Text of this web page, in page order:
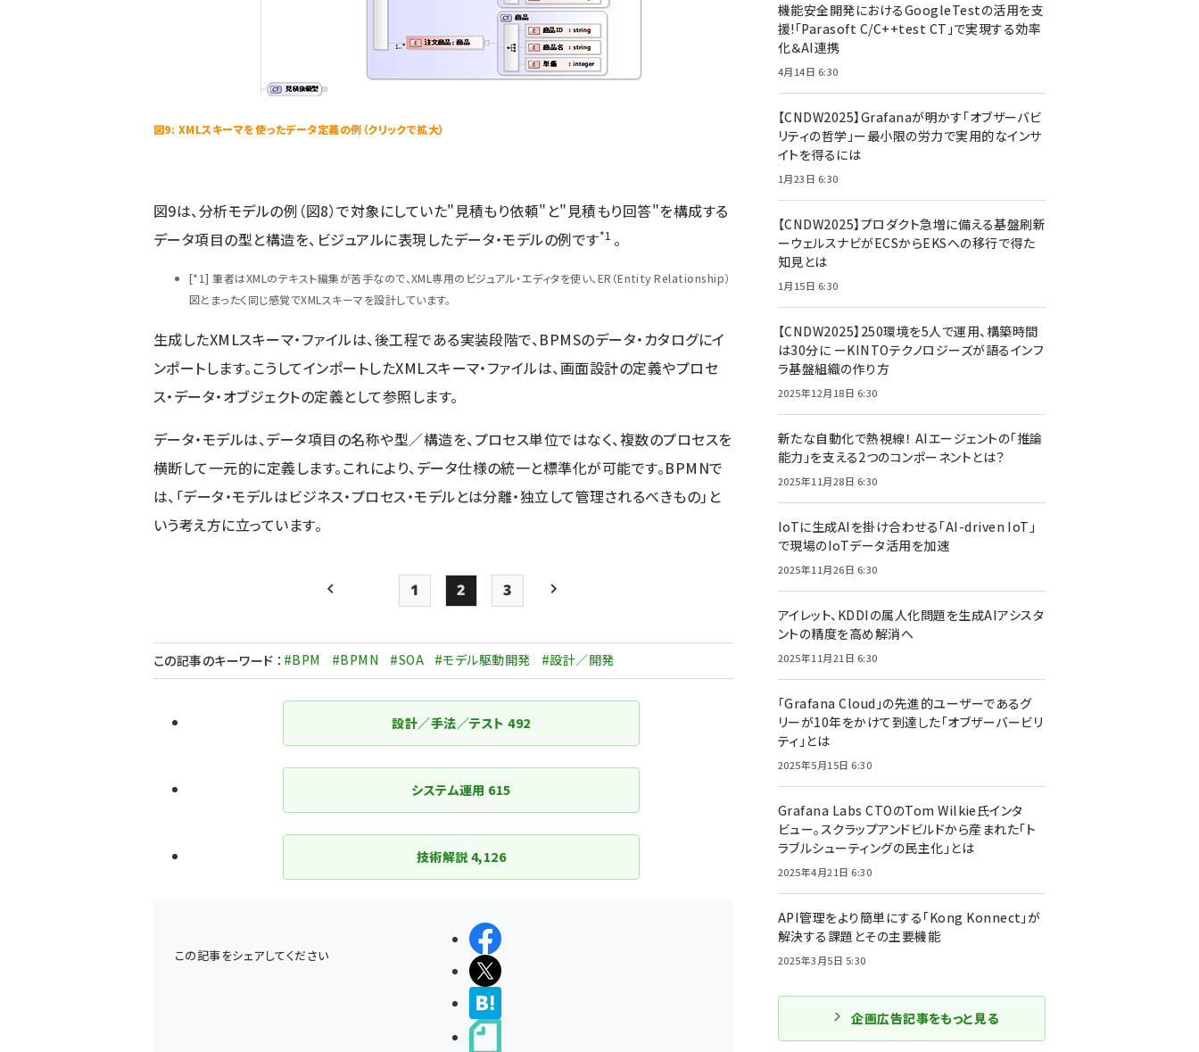
図9: XMLスキーマを使ったデータ定義の例（クリックで拡大）
図9は、分析モデルの例（図8）で対象にしていた"見積もり依頼"と"見積もり回答"を構成する
データ項目の型と構造を、ビジュアルに表現したデータ・モデルの例です*1 。
[*1] 筆者はXMLのテキスト編集が苦手なので、XML専用のビジュアル・エディタを使い、ER（Entity Relationship）
図とまったく同じ感覚でXMLスキーマを設計しています。
生成したXMLスキーマ・ファイルは、後工程である実装段階で、BPMSのデータ・カタログにイ
ンポートします。こうしてインポートしたXMLスキーマ・ファイルは、画面設計の定義やプロセ
ス・データ・オブジェクトの定義として参照します。
データ・モデルは、データ項目の名称や型／構造を、プロセス単位ではなく、複数のプロセスを
横断して一元的に定義します。これにより、データ仕様の統一と標準化が可能です。BPMNで
は、「データ・モデルはビジネス・プロセス・モデルとは分離・独立して管理されるべきもの」と
いう考え方に立っています。
ペー
ジ
送
り
Page
1
Page
2
Page
3
この記事のキーワード ： #BPM #BPMN #SOA #モデル駆動開発 #設計／開発
設計／手法／テスト492
システム運用 615
技術解説 4,126
この記事をシェアしてください
シェアする
ポストする
機能安全開発におけるGoogleTestの活用を支
援!「Parasoft C/C++test CT」で実現する効率
化＆AI連携
4月14日 6:30
【CNDW2025】Grafanaが明かす「オブザーバビ
リティの哲学」ー最小限の労力で実用的なインサ
イトを得るには
1月23日 6:30
【CNDW2025】プロダクト急増に備える基盤刷新
ーウェルスナビがECSからEKSへの移行で得た
知見とは
1月15日 6:30
【CNDW2025】250環境を5人で運用、構築時間
は30分に ーKINTOテクノロジーズが語るインフ
ラ基盤組織の作り方
2025年12月18日 6:30
新たな自動化で熱視線！ AIエージェントの「推論
能力」を支える2つのコンポーネントとは？
2025年11月28日 6:30
IoTに生成AIを掛け合わせる「AI-driven IoT」
で現場のIoTデータ活用を加速
2025年11月26日 6:30
アイレット、KDDIの属人化問題を生成AIアシスタ
ントの精度を高め解消へ
2025年11月21日 6:30
「Grafana Cloud」の先進的ユーザーであるグ
リーが10年をかけて到達した「オブザーバービリ
ティ」とは
2025年5月15日 6:30
Grafana Labs CTOのTom Wilkie氏インタ
ビュー。スクラップアンドビルドから産まれた「ト
ラブルシューティングの民主化」とは
2025年4月21日 6:30
API管理をより簡単にする「Kong Konnect」が
解決する課題とその主要機能
2025年3月5日 5:30
企画広告記事をもっと見る